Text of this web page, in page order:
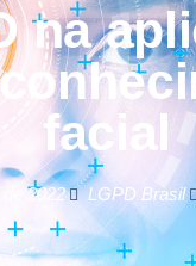
na
facial
de 2022 LGPD Brasil